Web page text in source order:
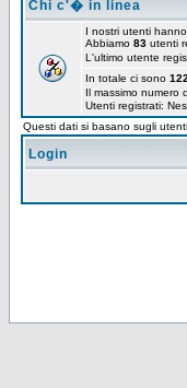
Chi c'� in linea
I nostri utenti
Abbiamo 83 utenti
L'ultimo utente
In totale ci sono 122
Il massimo
Utenti registrati:
Questi dati si basano sugli
Login